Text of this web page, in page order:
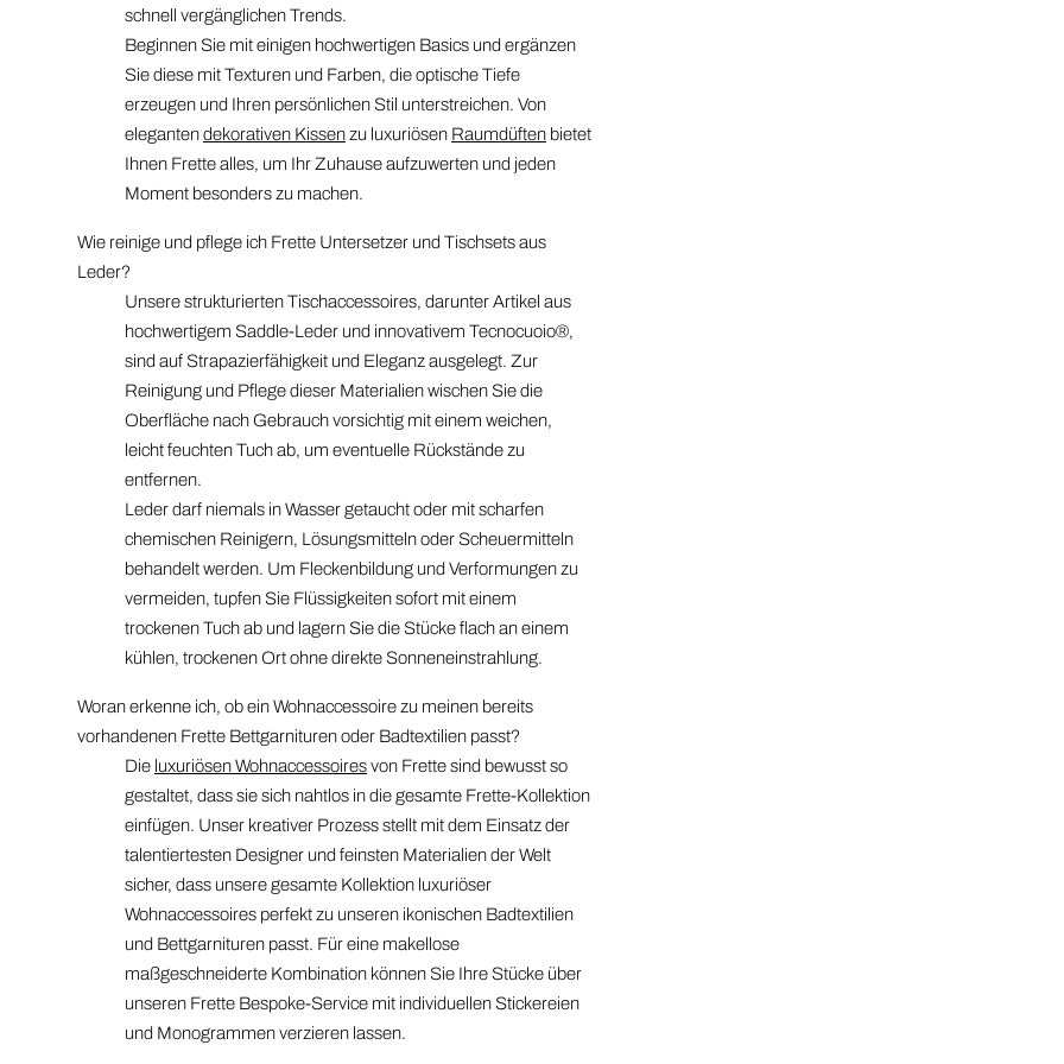
schnell vergänglichen Trends.
Beginnen Sie mit einigen hochwertigen Basics und ergänzen
Sie diese mit Texturen und Farben, die optische Tiefe
erzeugen und Ihren persönlichen Stil unterstreichen. Von
elegantendekorativen Kissenzu luxuriösen Raumdüftenbietet
Ihnen Frette alles, um Ihr Zuhause aufzuwerten und jeden
Moment besonders zu machen.
Wie reinige und pflege ich Frette Untersetzer und Tischsets aus
Leder?
Unsere strukturierten Tischaccessoires, darunter Artikel aus
hochwertigem Saddle-Leder und innovativem Tecnocuoio®,
sind auf Strapazierfähigkeit und Eleganz ausgelegt. Zur
Reinigung und Pflege dieser Materialien wischen Sie die
Oberfläche nach Gebrauch vorsichtig mit einem weichen,
leicht feuchten Tuch ab, um eventuelle Rückstände zu
entfernen.
Leder darf niemals in Wasser getaucht oder mit scharfen
chemischen Reinigern, Lösungsmitteln oder Scheuermitteln
behandelt werden. Um Fleckenbildung und Verformungen zu
vermeiden, tupfen Sie Flüssigkeiten sofort mit einem
trockenen Tuch ab und lagern Sie die Stücke flach an einem
kühlen, trockenen Ort ohne direkte Sonneneinstrahlung.
Woran erkenne ich, ob ein Wohnaccessoire zu meinen bereits
vorhandenen Frette Bettgarnituren oder Badtextilien passt?
Die luxuriösen Wohnaccessoiresvon Frette sind bewusst so
gestaltet, dass sie sich nahtlos in die gesamte Frette-Kollektion
einfügen. Unser kreativer Prozess stellt mit dem Einsatz der
talentiertesten Designer und feinsten Materialien der Welt
sicher, dass unsere gesamte Kollektion luxuriöser
Wohnaccessoires perfekt zu unseren ikonischen Badtextilien
und Bettgarnituren passt. Für eine makellose
maßgeschneiderte Kombination können Sie Ihre Stücke über
unseren Frette Bespoke-Service mit individuellen Stickereien
und Monogrammen verzieren lassen.